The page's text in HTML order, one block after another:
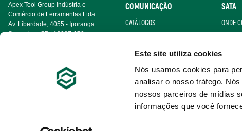
Este site utiliza cookies
Nós usamos cookies para
analisar o nosso tráfego.
nossos parceiros de mídias
informações que você
Apex Tool Group Indústria e
Comércio de Ferramentas Ltda.
Av. Liberdade, 4055 - Iporanga
Sorocaba - SP | 18087-170
COMUNICAÇÃO
CATÁLOGOS
GALERIA DE VÍDEO
SATA
ONDE